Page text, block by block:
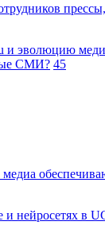
и эволюцию
СМИ? 45
и нейросетях в